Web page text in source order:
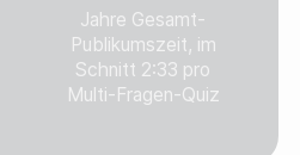
Jahre Gesamt-
Publikumszeit, im
Schnitt 2:33 pro
Multi-Fragen-Quiz